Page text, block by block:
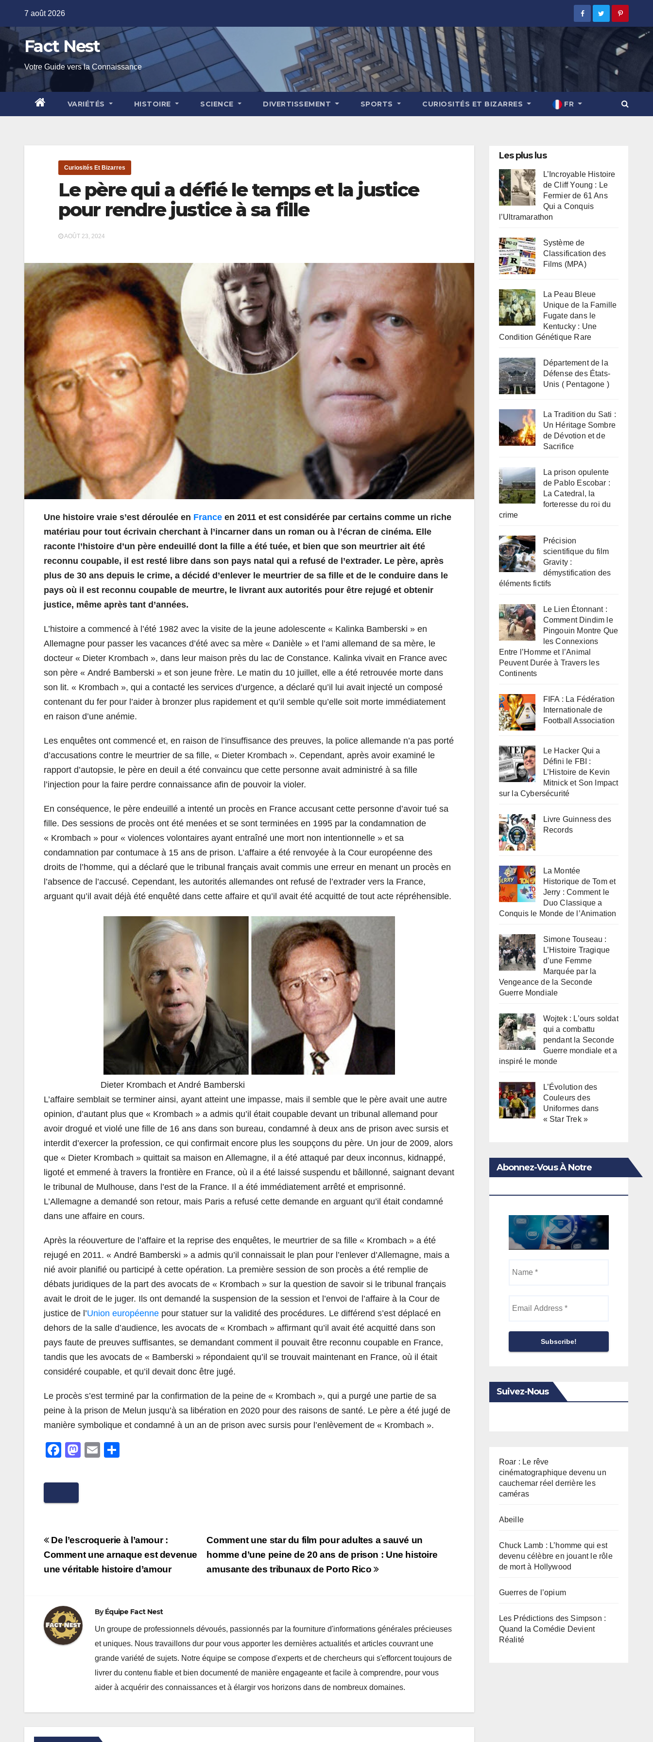
7 août 2026
Fact Nest
Votre Guide vers la Connaissance
VARIÉTÉS HISTOIRE SCIENCE DIVERTISSEMENT SPORTS CURIOSITÉS ET BIZARRES FR
Curiosités Et Bizarres
Le père qui a défié le temps et la justice
pour rendre justice à sa fille
AOÛT 23, 2024
Une histoire vraie s’est déroulée en France en 2011 et est considérée par certains comme un riche
matériau pour tout écrivain cherchant à l’incarner dans un roman ou à l’écran de cinéma. Elle
raconte l’histoire d’un père endeuillé dont la fille a été tuée, et bien que son meurtrier ait été
reconnu coupable, il est resté libre dans son pays natal qui a refusé de l’extrader. Le père, après
plus de 30 ans depuis le crime, a décidé d’enlever le meurtrier de sa fille et de le conduire dans le
pays où il est reconnu coupable de meurtre, le livrant aux autorités pour être rejugé et obtenir
justice, même après tant d’années.
L’histoire a commencé à l’été 1982 avec la visite de la jeune adolescente « Kalinka Bamberski » en
Allemagne pour passer les vacances d’été avec sa mère « Danièle » et l’ami allemand de sa mère, le
docteur « Dieter Krombach », dans leur maison près du lac de Constance. Kalinka vivait en France avec
son père « André Bamberski » et son jeune frère. Le matin du 10 juillet, elle a été retrouvée morte dans
son lit. « Krombach », qui a contacté les services d’urgence, a déclaré qu’il lui avait injecté un composé
contenant du fer pour l’aider à bronzer plus rapidement et qu’il semble qu’elle soit morte immédiatement
en raison d’une anémie.
Les enquêtes ont commencé et, en raison de l’insuffisance des preuves, la police allemande n’a pas porté
d’accusations contre le meurtrier de sa fille, « Dieter Krombach ». Cependant, après avoir examiné le
rapport d’autopsie, le père en deuil a été convaincu que cette personne avait administré à sa fille
l’injection pour la faire perdre connaissance afin de pouvoir la violer.
En conséquence, le père endeuillé a intenté un procès en France accusant cette personne d’avoir tué sa
fille. Des sessions de procès ont été menées et se sont terminées en 1995 par la condamnation de
« Krombach » pour « violences volontaires ayant entraîné une mort non intentionnelle » et sa
condamnation par contumace à 15 ans de prison. L’affaire a été renvoyée à la Cour européenne des
droits de l’homme, qui a déclaré que le tribunal français avait commis une erreur en menant un procès en
l’absence de l’accusé. Cependant, les autorités allemandes ont refusé de l’extrader vers la France,
arguant qu’il avait déjà été enquêté dans cette affaire et qu’il avait été acquitté de tout acte répréhensible.
Dieter Krombach et André Bamberski
L’affaire semblait se terminer ainsi, ayant atteint une impasse, mais il semble que le père avait une autre
opinion, d’autant plus que « Krombach » a admis qu’il était coupable devant un tribunal allemand pour
avoir drogué et violé une fille de 16 ans dans son bureau, condamné à deux ans de prison avec sursis et
interdit d’exercer la profession, ce qui confirmait encore plus les soupçons du père. Un jour de 2009, alors
que « Dieter Krombach » quittait sa maison en Allemagne, il a été attaqué par deux inconnus, kidnappé,
ligoté et emmené à travers la frontière en France, où il a été laissé suspendu et bâillonné, saignant devant
le tribunal de Mulhouse, dans l’est de la France. Il a été immédiatement arrêté et emprisonné.
L’Allemagne a demandé son retour, mais Paris a refusé cette demande en arguant qu’il était condamné
dans une affaire en cours.
Après la réouverture de l’affaire et la reprise des enquêtes, le meurtrier de sa fille « Krombach » a été
rejugé en 2011. « André Bamberski » a admis qu’il connaissait le plan pour l’enlever d’Allemagne, mais a
nié avoir planifié ou participé à cette opération. La première session de son procès a été remplie de
débats juridiques de la part des avocats de « Krombach » sur la question de savoir si le tribunal français
avait le droit de le juger. Ils ont demandé la suspension de la session et l’envoi de l’affaire à la Cour de
justice de l’Union européenne pour statuer sur la validité des procédures. Le différend s’est déplacé en
dehors de la salle d’audience, les avocats de « Krombach » affirmant qu’il avait été acquitté dans son
pays faute de preuves suffisantes, se demandant comment il pouvait être reconnu coupable en France,
tandis que les avocats de « Bamberski » répondaient qu’il se trouvait maintenant en France, où il était
considéré coupable, et qu’il devait donc être jugé.
Le procès s’est terminé par la confirmation de la peine de « Krombach », qui a purgé une partie de sa
peine à la prison de Melun jusqu’à sa libération en 2020 pour des raisons de santé. Le père a été jugé de
manière symbolique et condamné à un an de prison avec sursis pour l’enlèvement de « Krombach ».
F
c
o
k
M
n
E
Navigation
de
l’article
Comment une star du film pour adultes a sauvé un
homme d’une peine de 20 ans de prison : Une histoire
amusante des tribunaux de Porto Rico
De l’escroquerie à l’amour :
Comment une arnaque est devenue
une véritable histoire d’amour
ByÉquipe Fact Nest
Un groupe de professionnels dévoués, passionnés par la fourniture d'informations générales précieuses
et uniques. Nous travaillons dur pour vous apporter les dernières actualités et articles couvrant une
grande variété de sujets. Notre équipe se compose d'experts et de chercheurs qui s'efforcent toujours de
livrer du contenu fiable et bien documenté de manière engageante et facile à comprendre, pour vous
aider à acquérir des connaissances et à élargir vos horizons dans de nombreux domaines.
Les plus lus
L’Incroyable Histoire
de Cliff Young : Le
Fermier de 61 Ans
Qui a Conquis
l’Ultramarathon
Système de
Classification des
Films (MPA)
La Peau Bleue
Unique de la Famille
Fugate dans le
Kentucky : Une
Condition Génétique Rare
Département de la
Défense des États-
Unis ( Pentagone )
La Tradition du Sati :
Un Héritage Sombre
de Dévotion et de
Sacrifice
La prison opulente
de Pablo Escobar :
La Catedral, la
forteresse du roi du
crime
Précision
scientifique du film
Gravity :
démystification des
éléments fictifs
Le Lien Étonnant :
Comment Dindim le
Pingouin Montre Que
les Connexions
Entre l’Homme et l’Animal
Peuvent Durée à Travers les
Continents
FIFA : La Fédération
Internationale de
Football Association
Le Hacker Qui a
Défini le FBI :
L’Histoire de Kevin
Mitnick et Son Impact
sur la Cybersécurité
Livre Guinness des
Records
La Montée
Historique de Tom et
Jerry : Comment le
Duo Classique a
Conquis le Monde de l’Animation
Simone Touseau :
L’Histoire Tragique
d’une Femme
Marquée par la
Vengeance de la Seconde
Guerre Mondiale
Wojtek : L’ours soldat
qui a combattu
pendant la Seconde
Guerre mondiale et a
inspiré le monde
L’Évolution des
Couleurs des
Uniformes dans
« Star Trek »
Abonnez-Vous À Notre
Address
Suivez-Nous
Roar : Le rêve
cinématographique devenu un
cauchemar réel derrière les
caméras
Abeille
Chuck Lamb : L’homme qui est
devenu célèbre en jouant le rôle
de mort à Hollywood
Guerres de l’opium
Les Prédictions des Simpson :
Quand la Comédie Devient
Réalité